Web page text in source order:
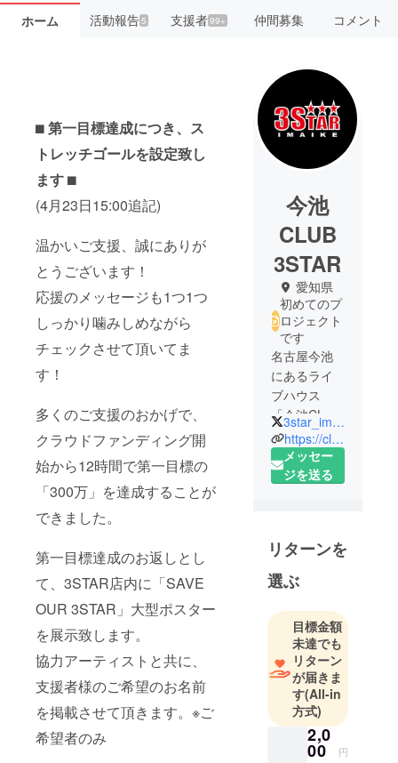
ホーム 活動報告5 支援者99+ 仲間募集 コメント
⬛︎第一目標達成につき、ス
トレッチゴールを設定致し
ます⬛︎
(4月23日15:00追記)
温かいご支援、誠にありが
とうございます！
応援のメッセージも1つ1つ
しっかり噛みしめながら
チェックさせて頂いてま
す！
多くのご支援のおかげで、
クラウドファンディング開
始から12時間で第一目標の
「300万」を達成することが
できました。
第一目標達成のお返しとし
て、3STAR店内に「SAVE
OUR 3STAR」大型ポスター
を展示致します。
協力アーティストと共に、
支援者様のご希望のお名前
を掲載させて頂きます。※ご
希望者のみ
今池
CLUB
3STAR
愛知県
初めてのプ
ロジェクト
です
名古屋今池
にあるライ
ブハウス
「今池CLUB
3STAR」
地元若手バ
ンド〜国内
なバンドや
アイドルの
イベントを
開催してい
る。
3star_imaike
https://club3star.com/imaike/indexImaike.php
メッセー
ジを送る
リターンを
選ぶ
目標金額
未達でも
リターン
が届きま
す(All-in
方式)
2,0
00 円